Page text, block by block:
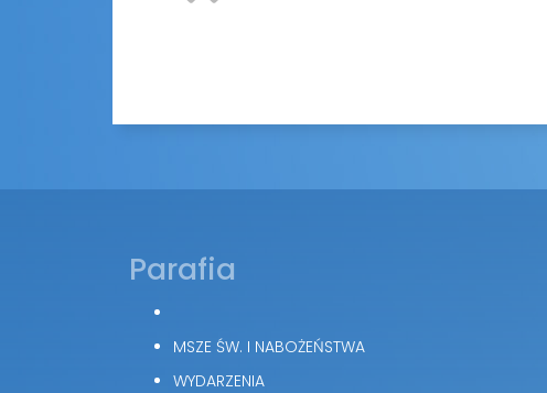
Parafia
MSZE ŚW. I NABOŻEŃSTWA
WYDARZENIA